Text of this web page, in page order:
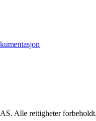
Alle rettigheter forbeholdt.